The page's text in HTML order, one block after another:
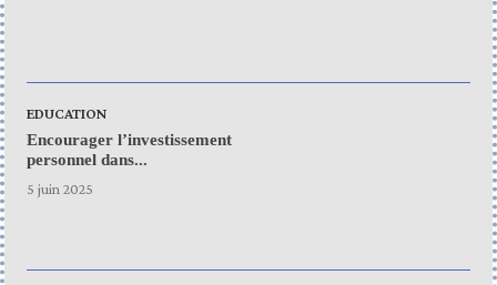
EDUCATION
Encourager l’investissement
personnel dans...
5 juin 2025